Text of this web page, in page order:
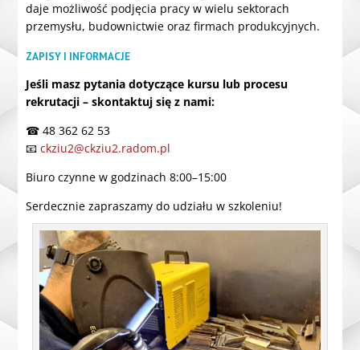
daje możliwość podjęcia pracy w wielu sektorach
przemysłu, budownictwie oraz firmach produkcyjnych.
ZAPISY I INFORMACJE
Jeśli masz pytania dotyczące kursu lub procesu
rekrutacji – skontaktuj się z nami:
☎ 48 362 62 53
📧ckziu2@ckziu2.radom.pl
Biuro czynne w godzinach 8:00–15:00
Serdecznie zapraszamy do udziału w szkoleniu!